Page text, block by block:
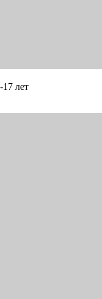
17 лет